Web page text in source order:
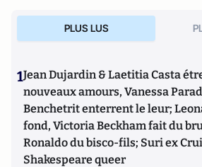
PLUS LUS
1Jean Dujardin & Laetitia Casta
nouveaux amours, Vanessa
Benchetrit enterrent le leur;
fond, Victoria Beckham fait du
Ronaldo du bisco-fils; Suri ex
Shakespeare queer